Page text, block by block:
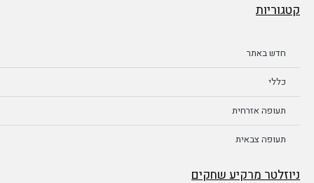
קטגוריות
חדש באתר
כללי
תעופה אזרחית
תעופה צבאית
ניוזלטר מרקיע שחקים